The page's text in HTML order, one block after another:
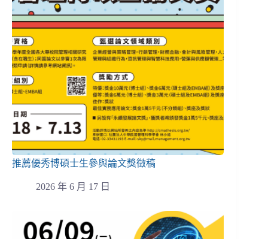
推薦優秀博碩士生參與論文獎徵稿
2026 年 6 月 17 日